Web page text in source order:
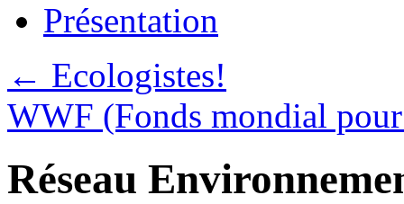
Présentation
← Ecologistes!
WWF (Fonds mondial
Réseau